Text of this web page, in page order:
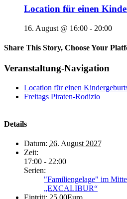
Location für einen
16. August @ 16:00 - 20:00
Share This Story, Choose Your
Veranstaltung-Navigation
Location für einen
Freitags Piraten-Rodizio
Details
Datum: 26. August 2027
Zeit:
17:00 - 22:00
Serien:
"Familiengelage" im
„EXCALIBUR“